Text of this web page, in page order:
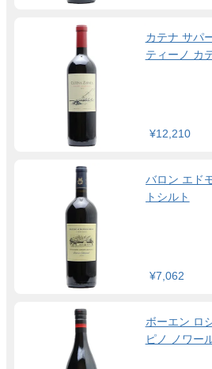
カテナ サパ
ティーノ カ
¥12,210
バロン エド
トシルト
¥7,062
ボーエン ロ
ピノ ノワー